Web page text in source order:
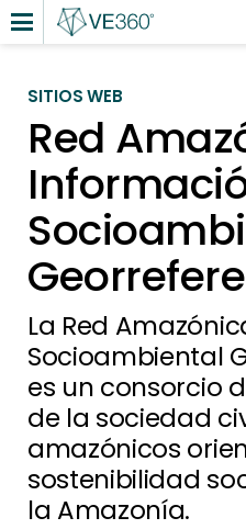
SITIOS WEB
Red
La Red
Socioambiental
es un consorcio
de la sociedad
amazónicos
sostenibilidad
la Amazonía.